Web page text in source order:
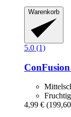
Warenkorb
5.0 (1)
ConFusion
4,99 €